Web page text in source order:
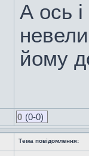
А ось
йому
0 (0-0)
Тема повідомлення: